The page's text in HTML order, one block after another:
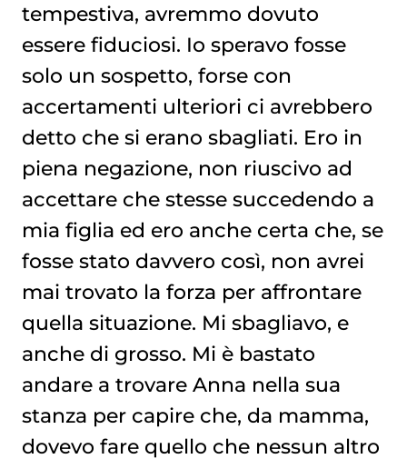
tempestiva, avremmo dovuto
essere fiduciosi. Io speravo fosse
solo un sospetto, forse con
accertamenti ulteriori ci avrebbero
detto che si erano sbagliati. Ero in
piena negazione, non riuscivo ad
accettare che stesse succedendo a
mia figlia ed ero anche certa che, se
fosse stato davvero così, non avrei
mai trovato la forza per affrontare
quella situazione. Mi sbagliavo, e
anche di grosso. Mi è bastato
andare a trovare Anna nella sua
stanza per capire che, da mamma,
dovevo fare quello che nessun altro